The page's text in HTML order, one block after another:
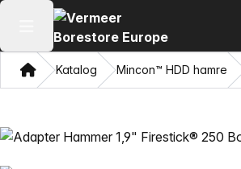
Åbn hovedmenuen
HjemKatalog Mincon™ HDD hamre